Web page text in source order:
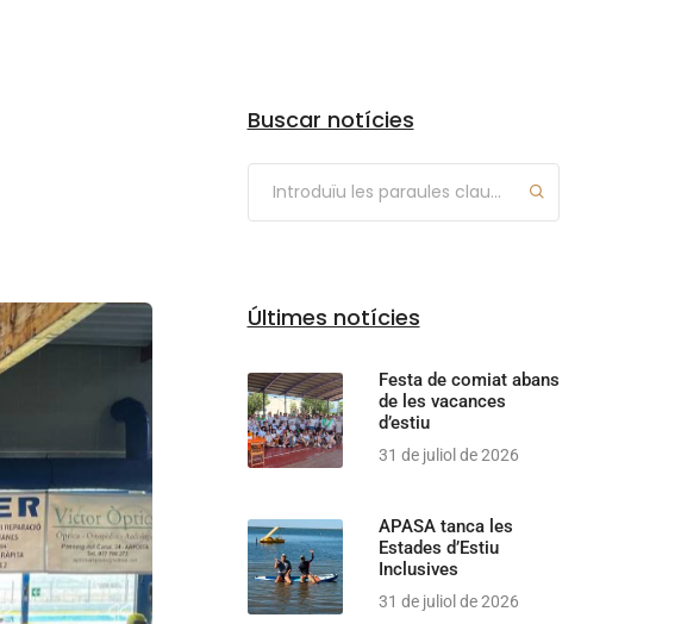
Buscar notícies
Últimes notícies
Festa de comiat abans
de les vacances
d’estiu
31 de juliol de 2026
APASA tanca les
Estades d’Estiu
Inclusives
31 de juliol de 2026